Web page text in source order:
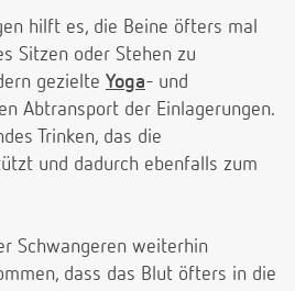
hilft es, die Beine öfters mal
Sitzen oder Stehen zu
gezielte Yoga- und
Abtransport der Einlagerungen.
Trinken, das die
und dadurch ebenfalls zum
Schwangeren weiterhin
dass das Blut öfters in die